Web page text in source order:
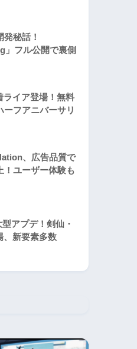
発秘話！
」フル公開で裏側
ライア登場！無料
ーフアニバーサリ
、広告品質で
！ユーザー体験も
型アプデ！剣仙・
、新要素多数